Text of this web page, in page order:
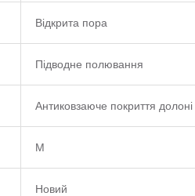
Відкрита пора
Підводне полювання
Антиковзаюче покриття долоні
M
Новий